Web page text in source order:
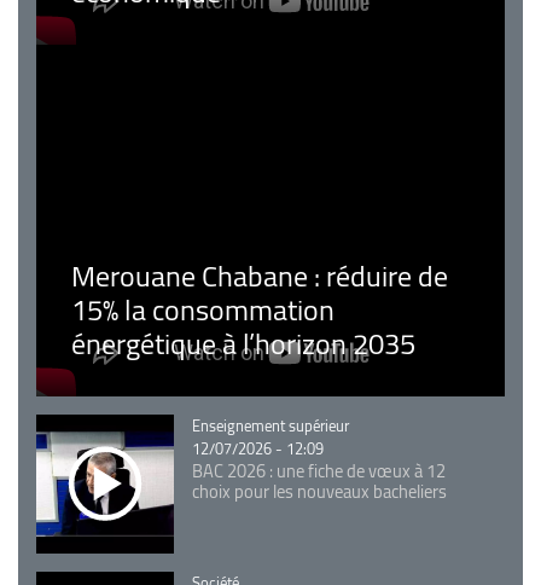
Merouane Chabane : réduire de
15% la consommation
énergétique à l’horizon 2035
Catégorie
Enseignement supérieur
12/07/2026 - 12:09
BAC 2026 : une fiche de vœux à 12
choix pour les nouveaux bacheliers